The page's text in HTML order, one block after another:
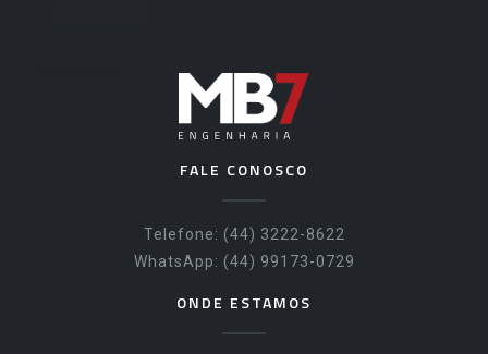
FALE CONOSCO
Telefone: (44) 3222-8622
WhatsApp: (44) 99173-0729
ONDE ESTAMOS